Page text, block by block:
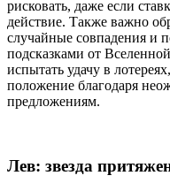
рисковать, даже если
действие. Также важно
случайные совпадения и
подсказками от
испытать удачу в
положение благодаря
предложениям.
Лев: звезда